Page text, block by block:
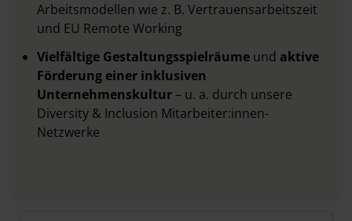
Arbeitsmodellen wie z. B. Vertrauensarbeitszeit
und EU Remote Working
Vielfältige Gestaltungsspielräume und aktive
Förderung einer inklusiven
Unternehmenskultur – u. a. durch unsere
Diversity & Inclusion Mitarbeiter:innen-
Netzwerke